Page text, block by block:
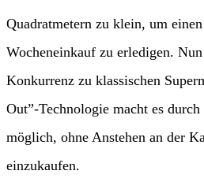
Quadratmetern zu klein, um
Wocheneinkauf zu erledigen.
Konkurrenz zu klassischen
Out”-Technologie macht es
möglich, ohne Anstehen an der
einzukaufen.